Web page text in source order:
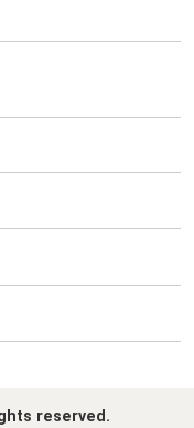
reserved.